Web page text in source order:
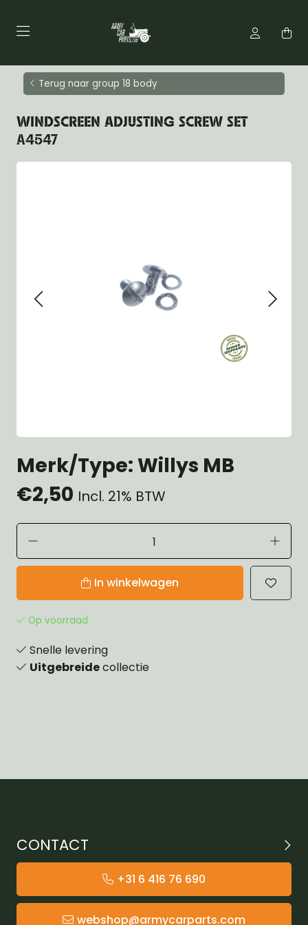
Terug naar group 18 body
WINDSCREEN ADJUSTING SCREW SET
A4547
Merk/Type: Willys MB
€2,50 Incl. 21% BTW
In winkelwagen
Op voorraad
Snelle levering
Uitgebreidecollectie
CONTACT
+31 6 416 76 690
webshop@armycarparts.com